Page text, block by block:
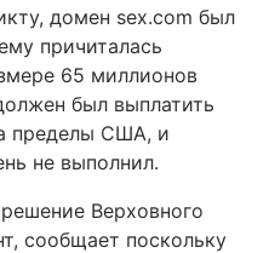
домен sex.com был
причиталась
65 миллионов
был выплатить
пределы США, и
не выполнил.
Верховного
сообщает поскольку